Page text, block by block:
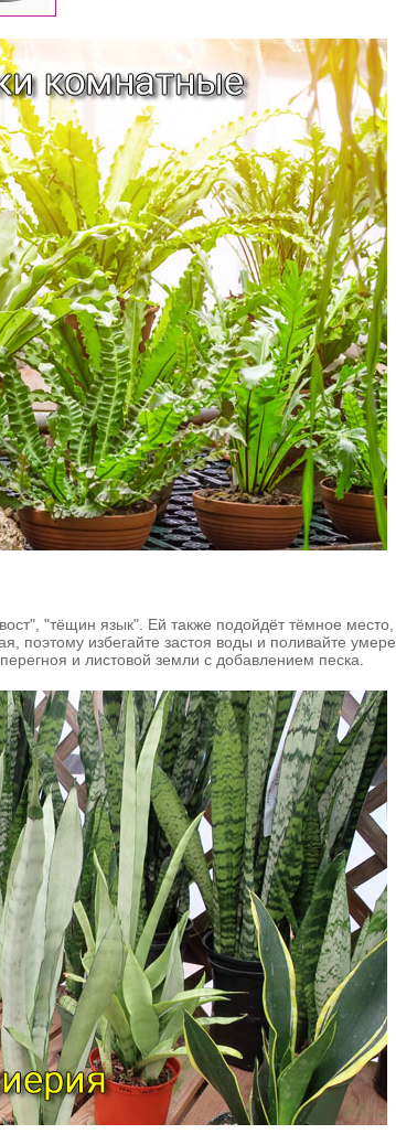
"тёщин язык". Ей также подойдёт тёмное место,
поэтому избегайте застоя воды и поливайте
и листовой земли с добавлением песка.